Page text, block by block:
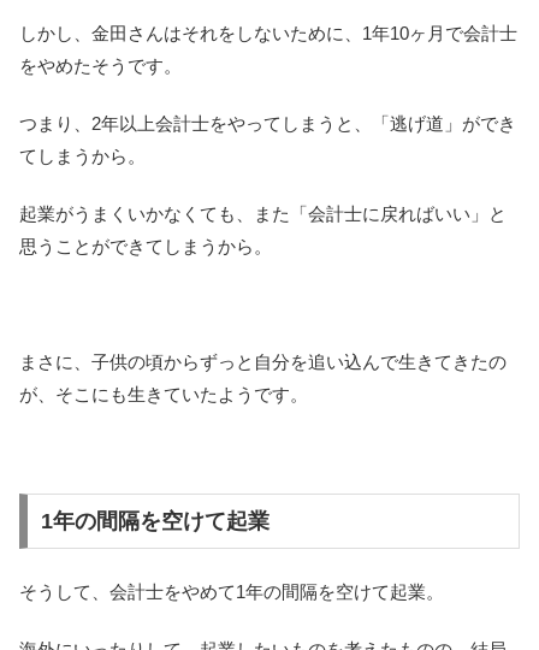
しかし、金田さんはそれをしないために、1年10ヶ月で会計士
をやめたそうです。
つまり、2年以上会計士をやってしまうと、「逃げ道」ができ
てしまうから。
起業がうまくいかなくても、また「会計士に戻ればいい」と
思うことができてしまうから。
まさに、子供の頃からずっと自分を追い込んで生きてきたの
が、そこにも生きていたようです。
1年の間隔を空けて起業
そうして、会計士をやめて1年の間隔を空けて起業。